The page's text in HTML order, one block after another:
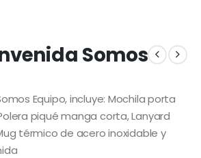
Somos
Equipo, incluye: Mochila porta
piqué manga corta, Lanyard
térmico de acero inoxidable y